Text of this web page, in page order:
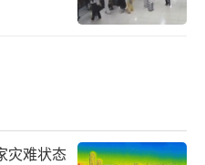
灾难状态